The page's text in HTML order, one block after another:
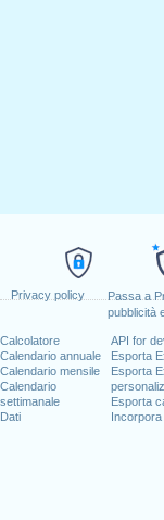
Privacy policy
Passa a
pubblicità
Calcolatore
Calendario annuale
Calendario mensile
Calendario
settimanale
Dati
API for
Esporta
Esporta
Esporta